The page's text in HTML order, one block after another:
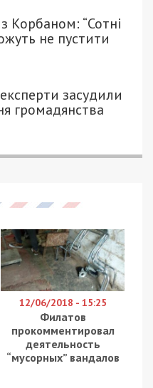
Корбаном: “Сотні
не пустити
засудили
громадянства
12/06/2018 - 15:25
Филатов
прокомментировал
деятельность
“мусорных” вандалов